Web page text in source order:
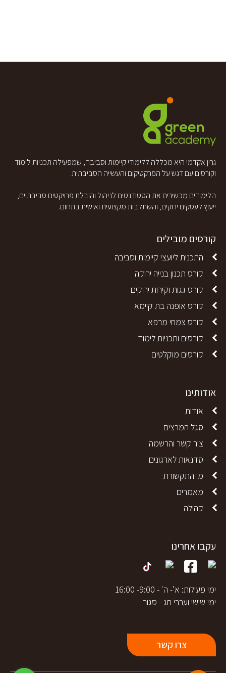
גרין אקדמי היא מכללה ללימודי קיימות וסביבה, שמפעילה תכניות לימוד
וקורסים עם דגש על הפרקטיקום והעשייה הסביבתית.
הלימודים מכשירים את הסטודנטים לניהול והובלת פרויקטים סביבתיים,
ייעוץ לעסקים ירוקים, והשתלבות מקצועית ואישית בתחום.
קורסים מובילים
התכנית ליועצי קיימות וסביבה
קורס תכנון בנייה ירוקה
קורס גגות וקירות ירוקים
קורס אופנה בת קיימא
קורס צמחי מרפא
קורסים ותכניות לימוד
קורסים מוקלטים
אודותינו
אודות
סגל המרצים
צור קשר והרשמה
סדנאות לארגונים
מן התקשורת
מאמרים
קהילה
עקבו אחרינו
ימי פעילות: א'- ה' - 9:00- 16:00
ימי שישי וערבי חג - סגור
צרו קשר